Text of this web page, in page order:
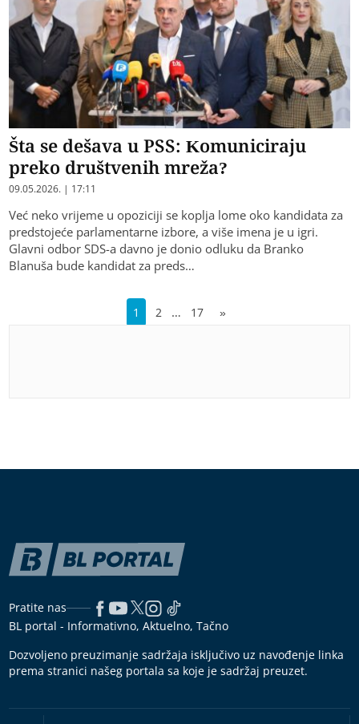
Šta se dešava u PSS: Komuniciraju
preko društvenih mreža?
09.05.2026. | 17:11
Već neko vrijeme u opoziciji se koplja lome oko kandidata za
predstojeće parlamentarne izbore, a više imena je u igri.
Glavni odbor SDS-a davno je donio odluku da Branko
Blanuša bude kandidat za preds…
1 2 … 17 »
Pratite nas
BL portal - Informativno, Aktuelno, Tačno
Dozvoljeno preuzimanje sadržaja isključivo uz navođenje linka
prema stranici našeg portala sa koje je sadržaj preuzet.